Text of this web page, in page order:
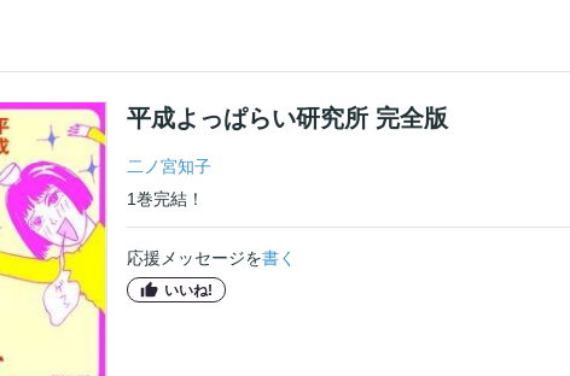
平成よっぱらい研究所 完全版
二ノ宮知子
1巻完結！
応援メッセージを書く
いいね!